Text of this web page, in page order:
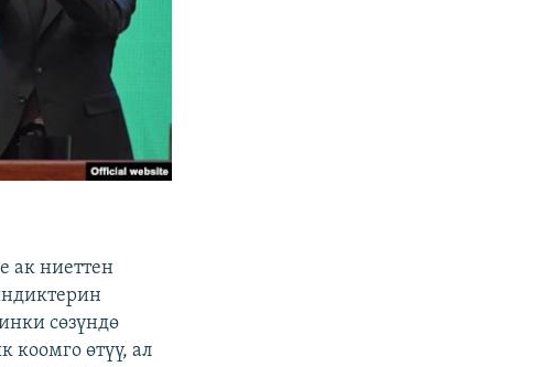
ак ниеттен
сөзүндө
коомго өтүү, ал